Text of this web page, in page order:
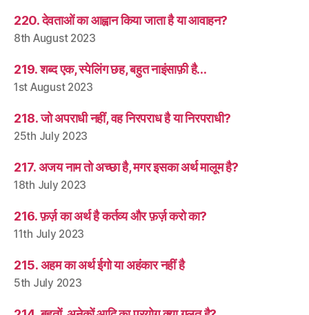
220. देवताओं का आह्वान किया जाता है या आवाहन?
8th August 2023
219. शब्द एक, स्पेलिंग छह, बहुत नाइंसाफ़ी है…
1st August 2023
218. जो अपराधी नहीं, वह निरपराध है या निरपराधी?
25th July 2023
217. अजय नाम तो अच्छा है, मगर इसका अर्थ मालूम है?
18th July 2023
216. फ़र्ज़ का अर्थ है कर्तव्य और फ़र्ज़ करो का?
11th July 2023
215. अहम का अर्थ ईगो या अहंकार नहीं है
5th July 2023